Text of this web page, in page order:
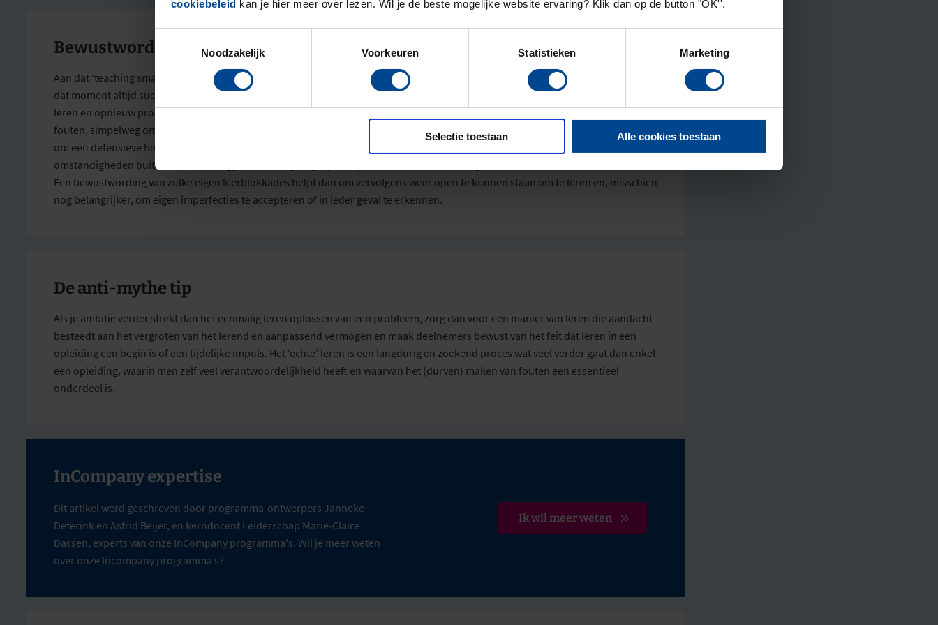
cookiebeleid kan je hier meer over lezen. Wil je de beste mogelijke website ervaring? Klik dan op de button "OK''.
Noodzakelijk
Voorkeuren Statistieken Marketing
Selectie toestaan Alle cookies toestaan
Bewustwording
Aan dat ‘teaching smart how learn
’ zit nog een andere lastige kant, die we met name zien bij mensen die in hun werk tot
dat moment altijd succesvol zijn geweest. Nieuw gedrag ontwikkelen gaat immers gepaard met proberen, fouten maken, daarvan
leren en opnieuw proberen. Veel succesvolle ‘smart’ mensen blijken moeite te hebben met het maken van die zo noodzakelijke
fouten, simpelweg omdat ze weinig ervaring hebben met het omgaan met eigen tekortkomingen. De neiging kan dan ontstaan
om een defensieve houding aan te nemen en om de oorzaak van het niet meteen succesvol zijn vooral bij anderen of bij
omstandigheden buiten zichzelf te leggen. Anders gezegd, juist op het moment dat er veel geleerd kan worden, sluit men zich af.
Een bewustwording van zulke eigen leerblokkades helpt dan om vervolgens weer open te kunnen staan om te leren en, misschien
nog belangrijker, om eigen imperfecties te accepteren of in ieder geval te erkennen.
De anti-mythe tip
Als je ambitie verder strekt dan het eenmalig leren oplossen van een probleem, zorg dan voor een manier van leren die aandacht
besteedt aan het vergroten van het lerend en aanpassend vermogen en maak deelnemers bewust van het feit dat leren in een
opleiding een begin is of een tijdelijke impuls. Het ‘echte’ leren is een langdurig en zoekend proces wat veel verder gaat dan enkel
een opleiding, waarin men zelf veel verantwoordelijkheid heeft en waarvan het (durven) maken van fouten een essentieel
onderdeel is.
InCompany expertise
Dit artikel werd geschreven door programma-ontwerpers Janneke
Deterink en Astrid Beijer, en kerndocent Leiderschap Marie-Claire
Dassen, experts van onze InCompany programma's. Wil je meer weten
over onze Incompany programma’s?
Ik wil meer weten